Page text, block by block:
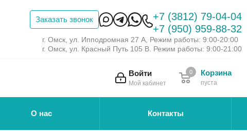
Заказать звонок
+7 (3812) 79-04-04
+7 (950) 959-88-32
г. Омск, ул. Ипподромная 27 А, Режим работы: 9:00-20:00
г. Омск, ул. Красный Путь 105 В. Режим работы: 9:00-21:00
Войти
Мой кабинет
Корзина
пуста
0
О нас Контакты